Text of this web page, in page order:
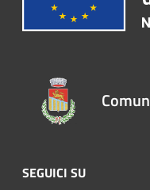
SEGUICI SU